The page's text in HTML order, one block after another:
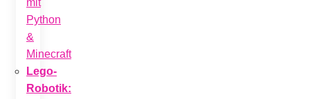
mit
Python
&
Minecraft
Lego-
Robotik: